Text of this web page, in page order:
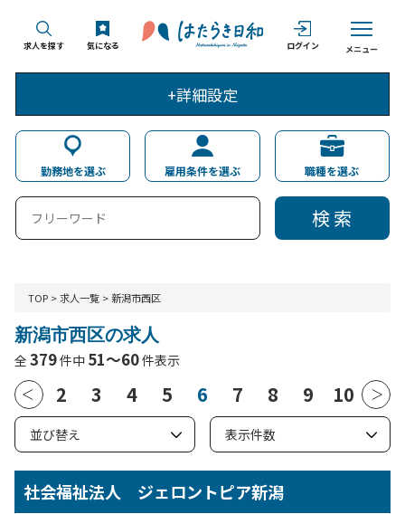
求人を探す 気になる ログイン メニュー
勤務地を選ぶ 雇用条件を選ぶ 職種を選ぶ
検 索
+詳細設定
TOP >求人一覧 >新潟市西区
新潟市西区の求人
全 379件中 51～60件表示
2 3 4 5 6 7 8 9 10
社会福祉法人 ジェロントピア新潟